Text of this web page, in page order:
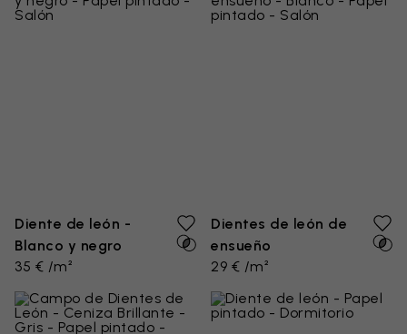
que muestran bolas de diente de león peludas
Diente de león -
Blanco y negro
35 € /m²
Dientes de león de
ensueño
29 € /m²